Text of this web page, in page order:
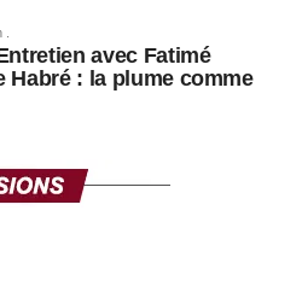
avec Fatimé
Habré : la plume comme